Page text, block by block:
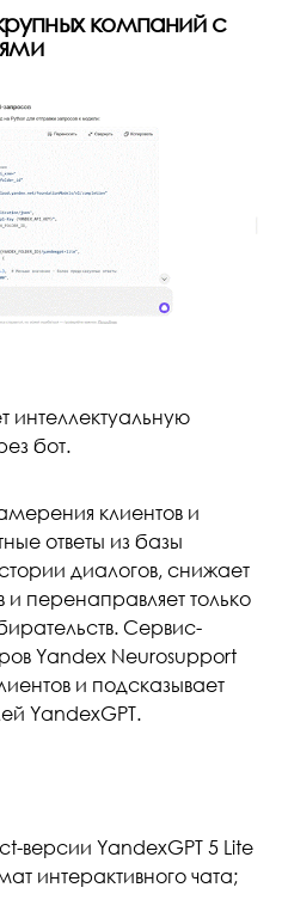
компаний с
интеллектуальную
бот.
клиентов и
ответы из базы
диалогов, снижает
перенаправляет только
Сервис-
Yandex Neurosupport
и подсказывает
YandexGPT.
версии YandexGPT 5 Lite
интерактивного чата;